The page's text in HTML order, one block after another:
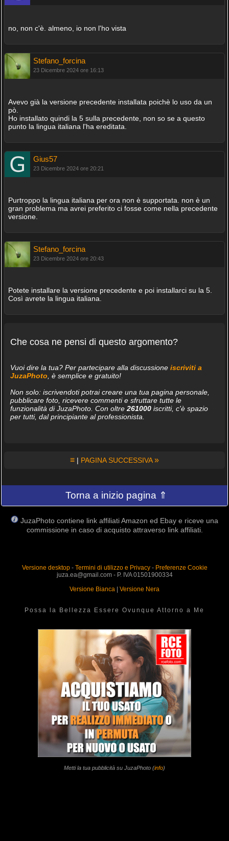
no, non c'è. almeno, io non l'ho vista
Stefano_forcina
23 Dicembre 2024 ore 16:13
Avevo già la versione precedente installata poichè lo uso da un
pò.
Ho installato quindi la 5 sulla precedente, non so se a questo
punto la lingua italiana l'ha ereditata.
Gius57
23 Dicembre 2024 ore 20:21
Purtroppo la lingua italiana per ora non è supportata. non è un
gran problema ma avrei preferito ci fosse come nella precedente
versione.
Stefano_forcina
23 Dicembre 2024 ore 20:43
Potete installare la versione precedente e poi installarci su la 5.
Così avrete la lingua italiana.
Che cosa ne pensi di questo argomento?
Vuoi dire la tua? Per partecipare alla discussione iscriviti a
JuzaPhoto , è semplice e gratuito!
Non solo: iscrivendoti potrai creare una tua pagina personale,
pubblicare foto, ricevere commenti e sfruttare tutte le
funzionalità di JuzaPhoto. Con oltre 261000iscritti, c'è spazio
per tutti, dal principiante al professionista.
≡ | PAGINA SUCCESSIVA»
Torna a inizio pagina ⇑
JuzaPhoto contiene link affiliati Amazon ed Ebay e riceve una
commissione in caso di acquisto attraverso link affiliati.
Versione desktop- Termini di utilizzo e Privacy- Preferenze Cookie
juza.ea@gmail.com - P. IVA 01501900334
Versione Bianca | Versione Nera
Possa la Bellezza Essere Ovunque Attorno a Me
Metti la tua pubblicità su JuzaPhoto (info)